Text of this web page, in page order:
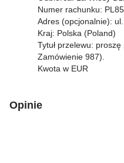
Numer rachunku:
Adres (opcjonalnie):
Kraj: Polska (Poland)
Tytuł przelewu:
Zamówienie 987).
Kwota w EUR
Opinie